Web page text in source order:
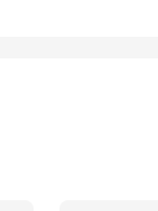
度上